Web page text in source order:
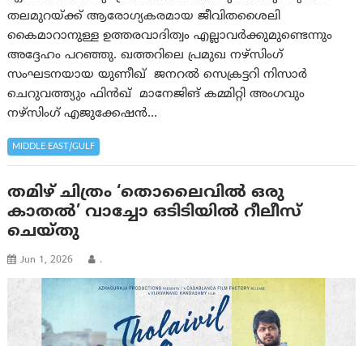
തലമുറയ്ക്ക് ആരോഗ്യകരമായ ജീവിതശൈലി
കൈമാറാനുള്ള ഉത്തരവാദിത്വം എല്ലാവര്‍ക്കുമുണ്ടെന്നും
അദ്ദേഹം പറഞ്ഞു. ഖത്തറിലെ പ്രമുഖ നഴ്‌സിംഗ്
സംഘടനയായ യുണീഖ് ജനറല്‍ സെക്രട്ടറി നിസാര്‍
ചെറുവത്ത്യും ഫിന്‍ഖ് മാനേജിങ് കമ്മിറ്റി അംഗവും
നഴ്സിംഗ് എജുക്കേഷന്‍…
MIDDLE EAST/GULF
തമിഴ് ചിത്രം ‘തൊലൈവിൽ ഒരു
കാതൽ’ വാച്ചോ ഒടിടിയിൽ റീലീസ്
ചെയ്തു
Jun 1, 2026 .